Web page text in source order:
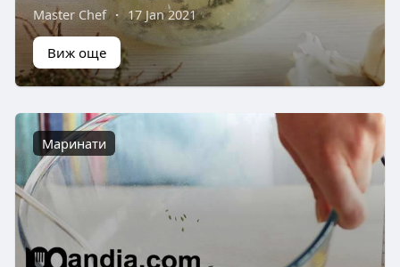
Master Chef · 17 Jan 2021
Виж още
Маринати